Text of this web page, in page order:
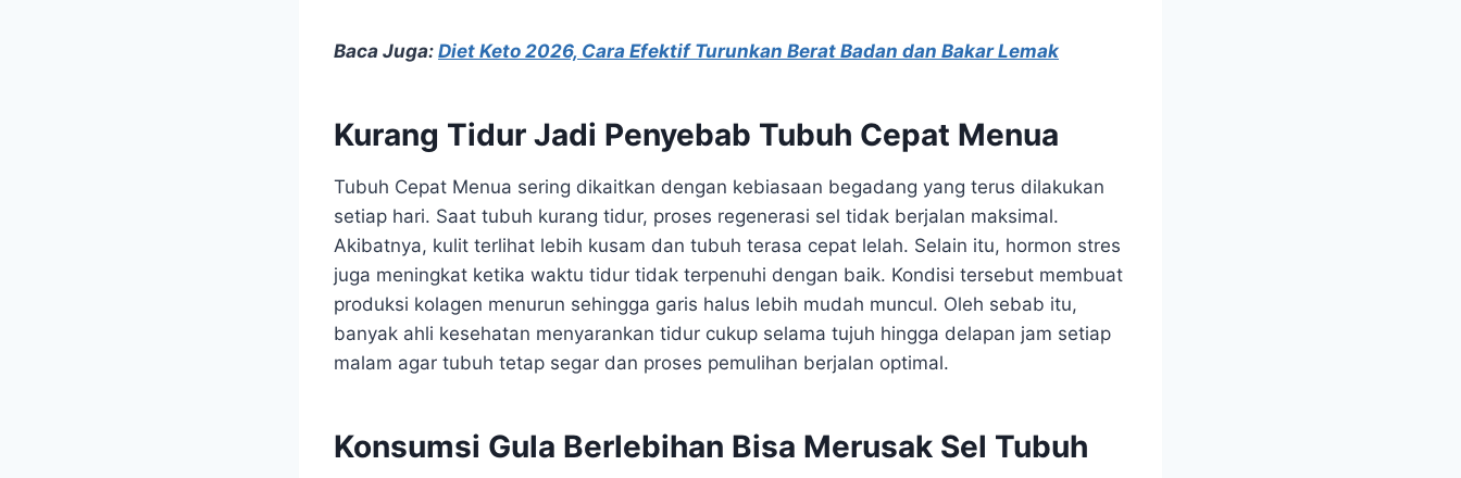
Baca Juga: Diet Keto 2026, Cara Efektif Turunkan Berat Badan dan Bakar Lemak
Kurang Tidur Jadi Penyebab Tubuh Cepat Menua
Tubuh Cepat Menua sering dikaitkan dengan kebiasaan begadang yang terus dilakukan
setiap hari. Saat tubuh kurang tidur, proses regenerasi sel tidak berjalan maksimal.
Akibatnya, kulit terlihat lebih kusam dan tubuh terasa cepat lelah. Selain itu, hormon stres
juga meningkat ketika waktu tidur tidak terpenuhi dengan baik. Kondisi tersebut membuat
produksi kolagen menurun sehingga garis halus lebih mudah muncul. Oleh sebab itu,
banyak ahli kesehatan menyarankan tidur cukup selama tujuh hingga delapan jam setiap
malam agar tubuh tetap segar dan proses pemulihan berjalan optimal.
Konsumsi Gula Berlebihan Bisa Merusak Sel Tubuh